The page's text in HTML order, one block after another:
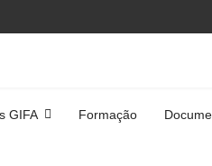
GIFA Formação